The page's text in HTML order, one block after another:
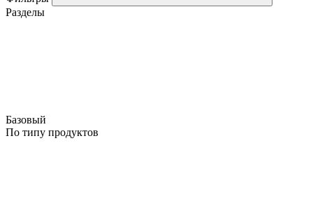
Разделы
Базовый
По типу продуктов